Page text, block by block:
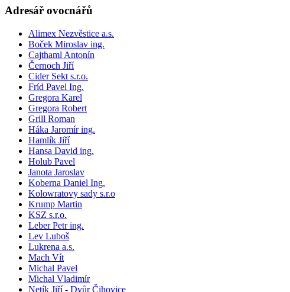
Adresář ovocnářů
Alimex Nezvěstice a.s.
Boček Miroslav ing.
Cajthaml Antonín
Černoch Jiří
Cider Sekt s.r.o.
Fríd Pavel Ing.
Gregora Karel
Gregora Robert
Grill Roman
Háka Jaromír ing.
Hamlík Jiří
Hansa David ing.
Holub Pavel
Janota Jaroslav
Koberna Daniel Ing.
Kolowratovy sady s.r.o
Krump Martin
KSZ s.r.o.
Leber Petr ing.
Lev Luboš
Lukrena a.s.
Mach Vít
Michal Pavel
Michal Vladimír
Netík Jiří - Dvůr Čihovice